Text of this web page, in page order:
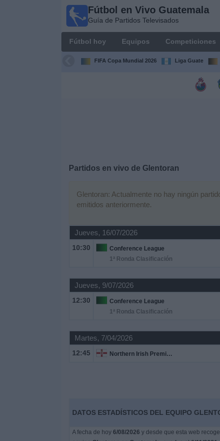
Fútbol en Vivo Guatemala
Guía de Partidos Televisados
Fútbol hoy Equipos Competiciones
FIFA Copa Mundial 2026 Liga Guate
Partidos en vivo de Glentoran
Glentoran: Actualmente no hay ningún
emitidos anteriormente.
Jueves, 16/07/2026
10:30
Conference League
1ª Ronda Clasificación
Jueves, 9/07/2026
12:30
Conference League
1ª Ronda Clasificación
Martes, 7/04/2026
12:45 Northern Irish Premiership
DATOS ESTADÍSTICOS DEL EQUIPO
A fecha de hoy 6/08/2026 y desde que esta web
Fútbol en
Guatemala